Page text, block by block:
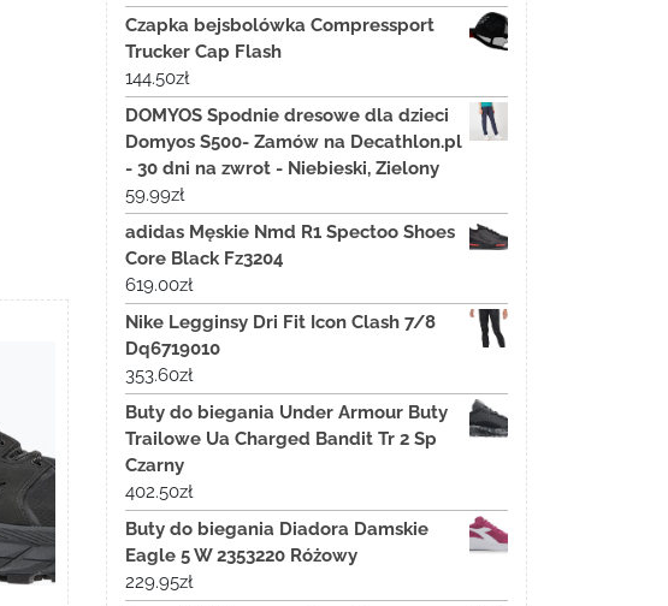
Czapka bejsbolówka Compressport
Trucker Cap Flash
144.50zł
DOMYOS Spodnie dresowe dla dzieci
Domyos S500- Zamów na Decathlon.pl
- 30 dni na zwrot - Niebieski, Zielony
59.99zł
adidas Męskie Nmd R1 Spectoo Shoes
Core Black Fz3204
619.00zł
Nike Legginsy Dri Fit Icon Clash 7/8
Dq6719010
353.60zł
Buty do biegania Under Armour Buty
Trailowe Ua Charged Bandit Tr 2 Sp
Czarny
402.50zł
Buty do biegania Diadora Damskie
Eagle 5 W 2353220 Różowy
229.95zł